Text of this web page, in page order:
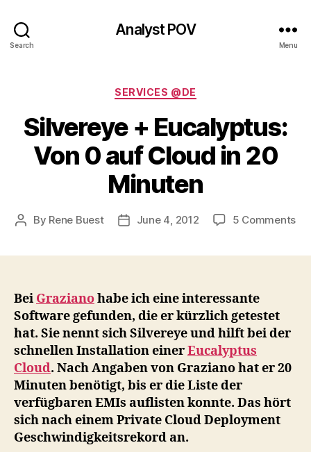
Search
Analyst POV
Menu
Categories
SERVICES @DE
Silvereye + Eucalyptus:
Von 0 auf Cloud in 20
Minuten
Post
By Rene Buest
PostJune 4, 2012 5 Commentson
Bei Grazianohabe ich eine interessante
Software gefunden, die er kürzlich getestet
hat. Sie nennt sich Silvereye und hilft bei der
schnellen Installation einerEucalyptus
Cloud. Nach Angaben von Graziano hat er 20
Minuten benötigt, bis er die Liste der
verfügbaren EMIs auflisten konnte. Das hört
sich nach einem Private Cloud Deployment
Geschwindigkeitsrekord an.